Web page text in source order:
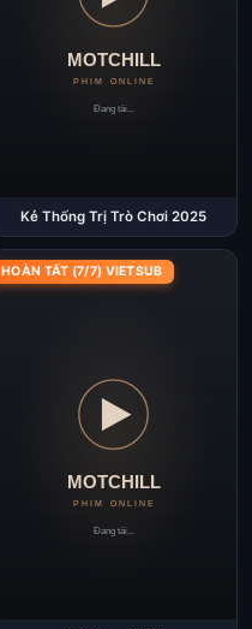
Kẻ Thống Trị Trò Chơi 2025
HOÀN TẤT (7/7) VIETSUB